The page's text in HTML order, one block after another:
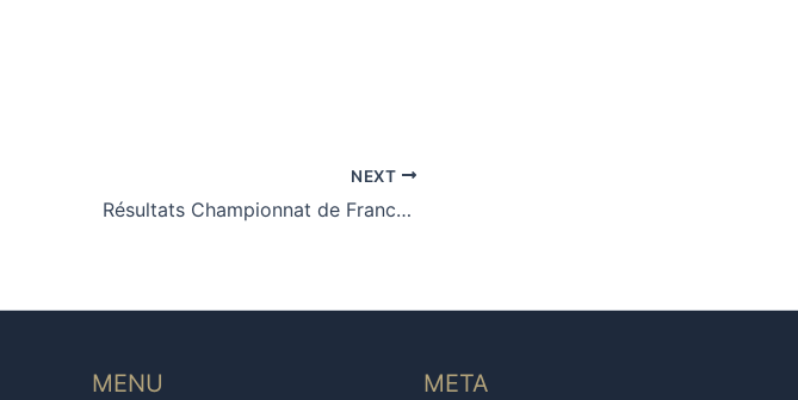
NEXT
Résultats Championnat de France Universitaire de Tir à l’Arc
MENU META